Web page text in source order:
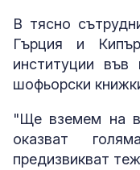
В тясно
Гърция и
институции във
шофьорски
"Ще вземем на
оказват
предизвикват